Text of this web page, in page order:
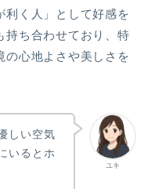
利く人」として好感を
持ち合わせており、特
の心地よさや美しさを
ユキ
しい空気
いるとホ